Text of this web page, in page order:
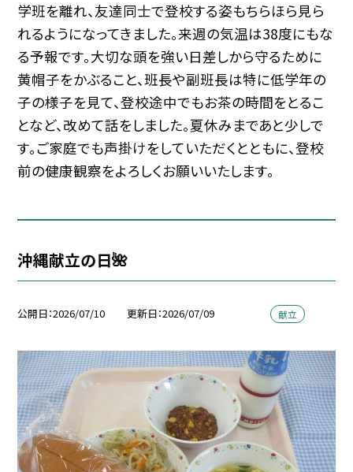
学班を離れ、友達同士で登校する姿もちらほら見ら
れるようになってきました。来週の気温は38度にもな
る予報です。大切な頭を強い日差しから守るために
黄帽子をかぶること、班長や副班長は特に低学年の
子の様子を見て、登校途中でもお茶の時間をとるこ
となど、改めて話をしました。夏休みまであと少しで
す。ご家庭でも声掛けをしていただくとともに、登校
前の健康観察をよろしくお願いいたします。
沖縄献立の日🌺
公開日 2026/07/10 更新日 2026/07/09 献立